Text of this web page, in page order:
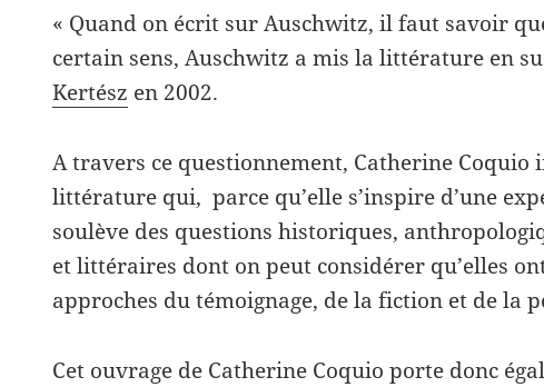
« Quand on écrit sur Auschwitz, il faut savoir
certain sens, Auschwitz a mis la littérature en
Kertész en 2002.
A travers ce questionnement, Catherine Coquio
littérature qui, parce qu’elle s’inspire d’une
soulève des questions historiques,
et littéraires dont on peut considérer qu’elles
approches du témoignage, de la fiction et de la
Cet ouvrage de Catherine Coquio porte donc